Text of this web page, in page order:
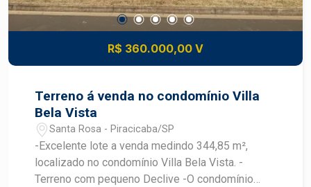
R$ 360.000,00 V
Terreno á venda no condomínio Villa
Bela Vista
Santa Rosa - Piracicaba/SP
-Excelente lote a venda medindo 344,85 m²,
localizado no condomínio Villa Bela Vista. -
Terreno com pequeno Declive -O condomínio